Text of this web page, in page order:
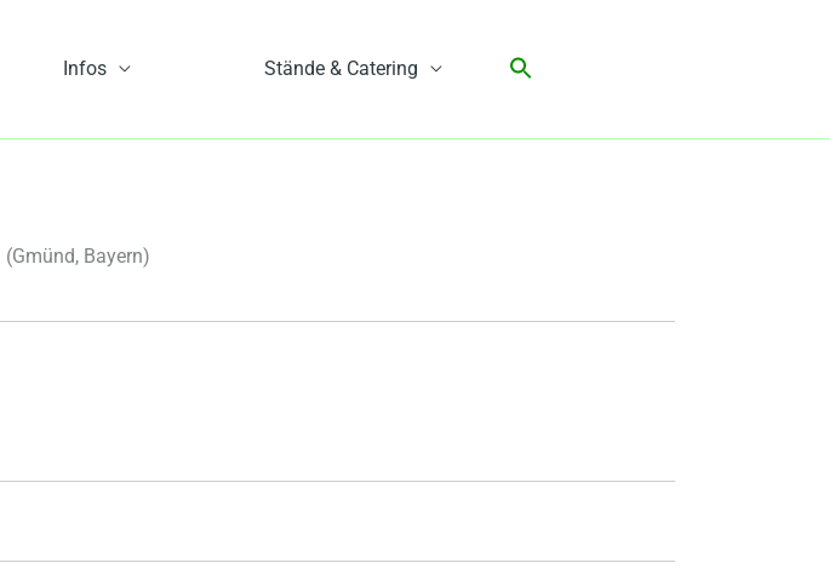
Infos Stände & Catering
(Gmünd, Bayern)